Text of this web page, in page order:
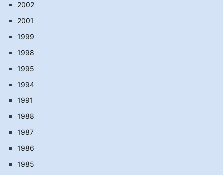
2002
2001
1999
1998
1995
1994
1991
1988
1987
1986
1985